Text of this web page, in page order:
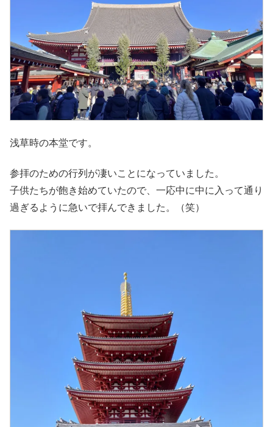
浅草時の本堂です。
参拝のための行列が凄いことになっていました。
子供たちが飽き始めていたので、一応中に中に入って通り
過ぎるように急いで拝んできました。（笑）